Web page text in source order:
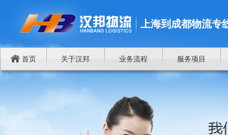
上海到成都物流专
首页 关于汉邦 业务流程 服务项目